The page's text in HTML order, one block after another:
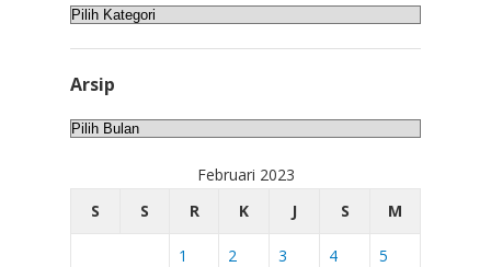
Kategori
Arsip
Arsip
Februari 2023
S
S R K J S M
1 2 3 4 5